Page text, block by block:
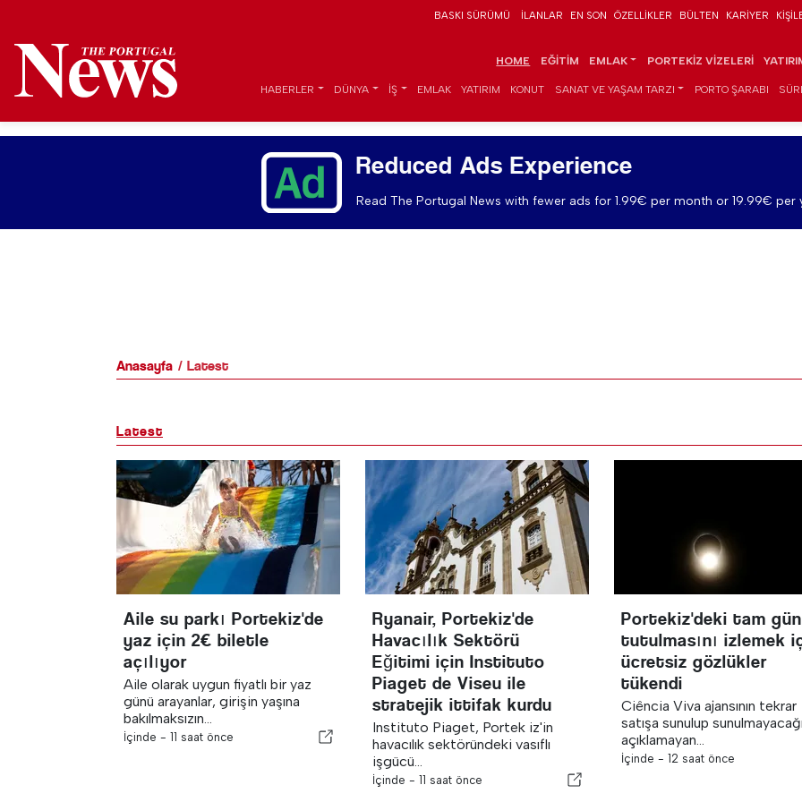
BASKI SÜRÜMÜ İLANLAR EN SON ÖZELLIKLER BÜLTEN KARIYER
HOME EĞITIM EMLAK PORTEKIZ VIZELERI
HABERLER DÜNYA İŞ EMLAK YATIRIM KONUT SANAT VE YAŞAM TARZI PORTO ŞARABI
Reduced Ads Experience
Read The Portugal News with fewer ads for 1.99€ per month or 19.99€ per
Anasayfa Latest
Latest
Aile su parkı Portekiz'de
yaz için 2€ biletle
açılıyor
Aile olarak uygun fiyatlı bir yaz
günü arayanlar, girişin yaşına
bakılmaksızın...
İçinde - 11 saat önce
Ryanair, Portekiz'de
Havacılık Sektörü
Eğitimi için Instituto
Piaget de Viseu ile
stratejik ittifak kurdu
Instituto Piaget, Portek iz'in
havacılık sektöründeki vasıflı
işgücü...
İçinde - 11 saat önce
Portekiz'deki tam
tutulmasını izlemek
ücretsiz gözlükler
tükendi
Ciência Viva ajansının tekrar
satışa sunulup
açıklamayan...
İçinde - 12 saat önce